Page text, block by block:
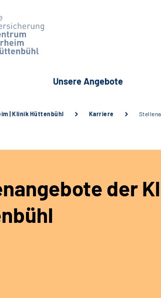
Unsere Angebote
| Klinik Hüttenbühl Karriere
der